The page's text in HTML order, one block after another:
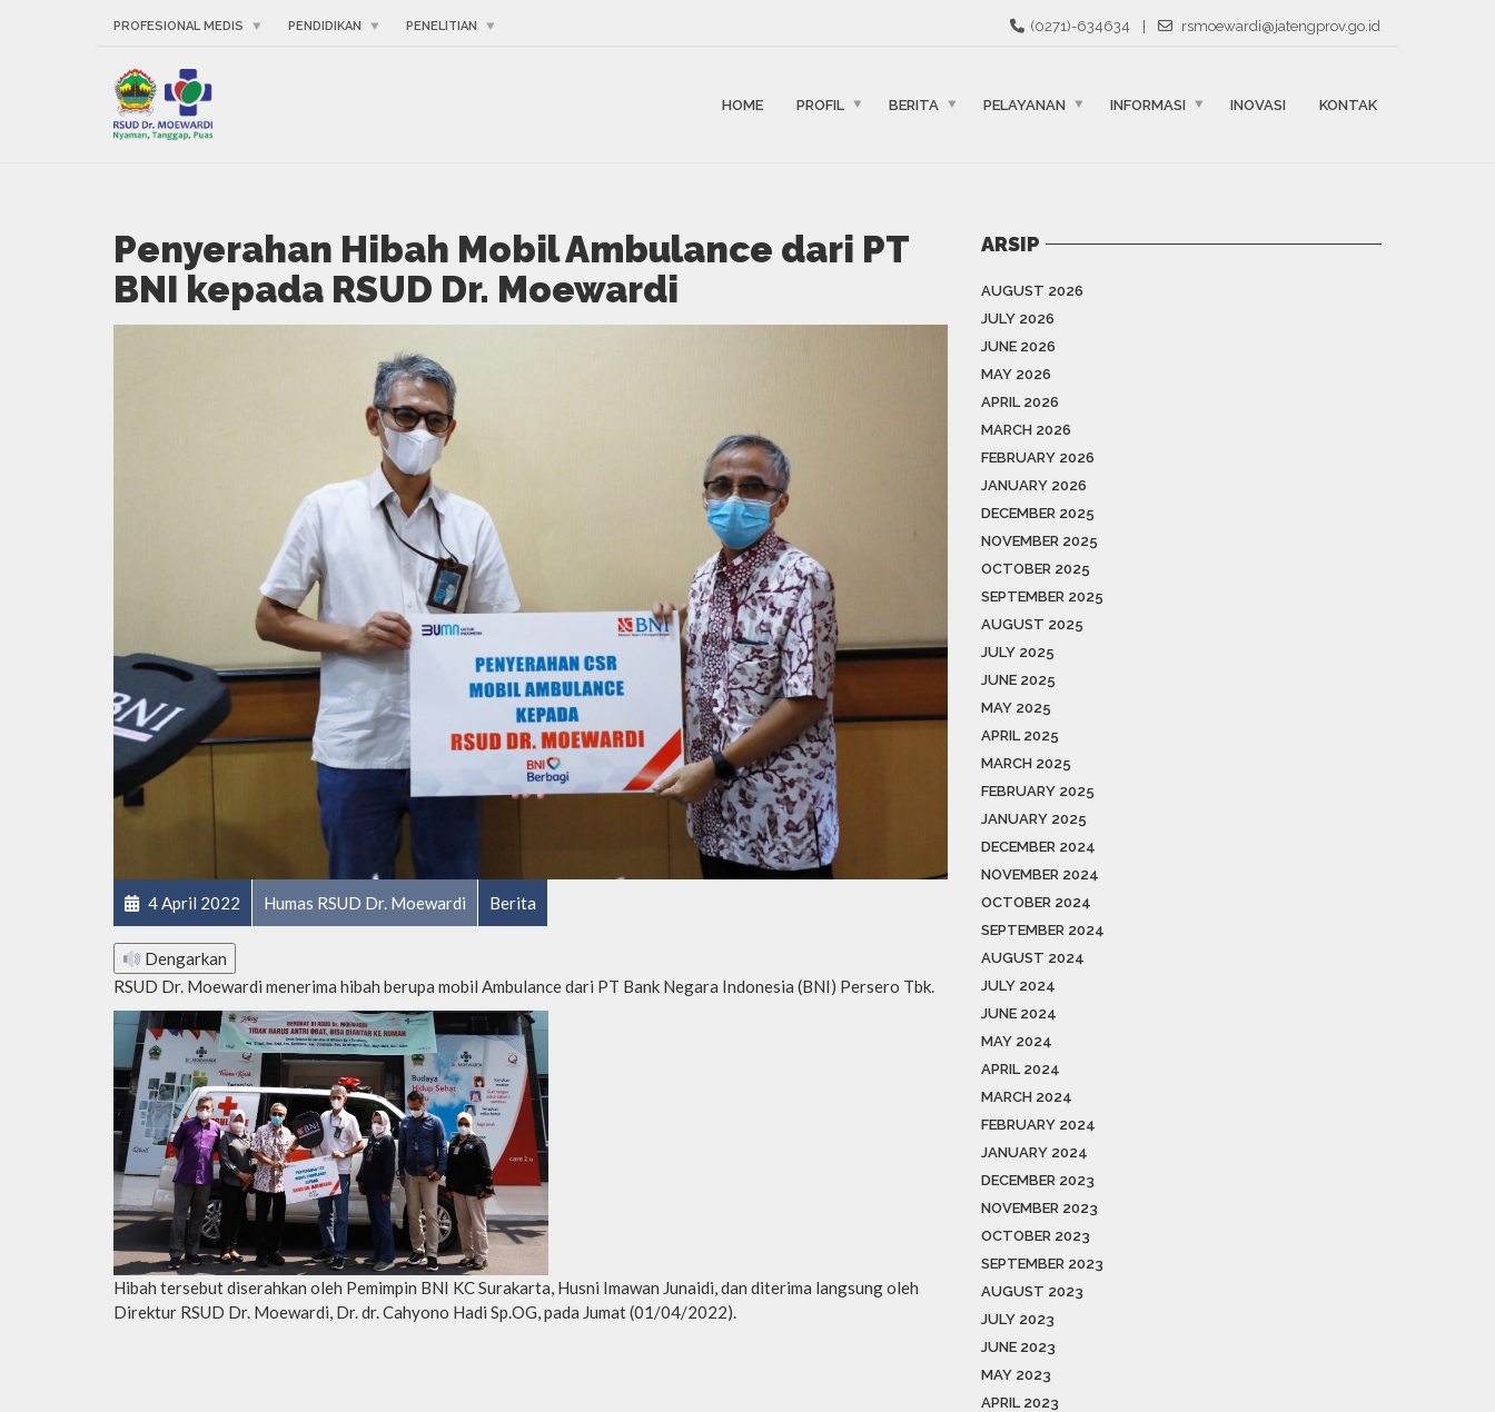
PROFESIONAL MEDIS PENDIDIKAN PENELITIAN (0271)-634634 rsmoewardi@jatengprov.go.id
HOME PROFIL BERITA PELAYANAN INFORMASI INOVASI KONTAK
Penyerahan Hibah Mobil Ambulance dari PT
BNI kepada RSUD Dr. Moewardi
4 April 2022 Humas RSUD Dr. Moewardi Berita
Dengarkan
RSUD Dr. Moewardi menerima hibah berupa mobil Ambulance dari PT Bank Negara Indonesia (BNI) Persero Tbk.
Hibah tersebut diserahkan oleh Pemimpin BNI KC Surakarta, Husni Imawan Junaidi, dan diterima langsung oleh
Direktur RSUD Dr. Moewardi, Dr. dr. Cahyono Hadi Sp.OG, pada Jumat (01/04/2022).
ARSIP
AUGUST 2026
JULY 2026
JUNE 2026
MAY 2026
APRIL 2026
MARCH 2026
FEBRUARY 2026
JANUARY 2026
DECEMBER 2025
NOVEMBER 2025
OCTOBER 2025
SEPTEMBER 2025
AUGUST 2025
JULY 2025
JUNE 2025
MAY 2025
APRIL 2025
MARCH 2025
FEBRUARY 2025
JANUARY 2025
DECEMBER 2024
NOVEMBER 2024
OCTOBER 2024
SEPTEMBER 2024
AUGUST 2024
JULY 2024
JUNE 2024
MAY 2024
APRIL 2024
MARCH 2024
FEBRUARY 2024
JANUARY 2024
DECEMBER 2023
NOVEMBER 2023
OCTOBER 2023
SEPTEMBER 2023
AUGUST 2023
JULY 2023
JUNE 2023
MAY 2023
APRIL 2023